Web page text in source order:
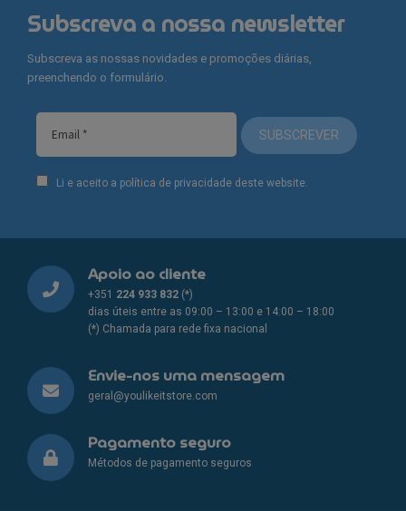
Subscreva a nossa newsletter
Subscreva as nossas novidades e promoções diárias,
preenchendo o formulário.
SUBSCREVER
Li e aceito a política de privacidade deste website.
Apoio ao cliente
+351 224 933 832 (*)
dias úteis entre as 09:00 – 13:00 e 14:00 – 18:00
(*) Chamada para rede fixa nacional
Envie-nos uma mensagem
geral@youlikeitstore.com
Pagamento seguro
Métodos de pagamento seguros